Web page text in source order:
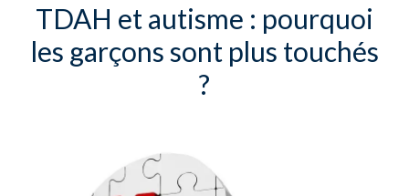
TDAH et autisme : pourquoi
les garçons sont plus touchés
?